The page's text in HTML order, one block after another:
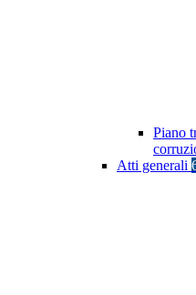
Piano
Atti generali